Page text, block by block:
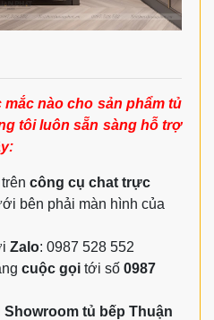
nào cho sản phẩm tủ
tôi luôn sẵn sàng hỗ trợ
công cụ chat trực
bên phải màn hình của
Zalo: 0987 528 552
cuộc gọi tới số 0987
Showroom tủ bếp Thuận